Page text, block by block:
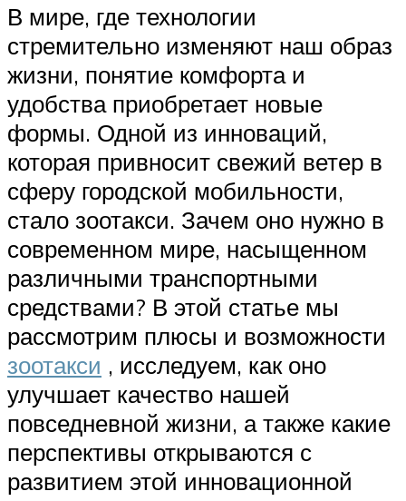
В мире, где технологии
стремительно изменяют наш образ
жизни, понятие комфорта и
удобства приобретает новые
формы. Одной из инноваций,
которая привносит свежий ветер в
сферу городской мобильности,
стало зоотакси. Зачем оно нужно в
современном мире, насыщенном
различными транспортными
средствами? В этой статье мы
рассмотрим плюсы и возможности
зоотакси , исследуем, как оно
улучшает качество нашей
повседневной жизни, а также какие
перспективы открываются с
развитием этой инновационной